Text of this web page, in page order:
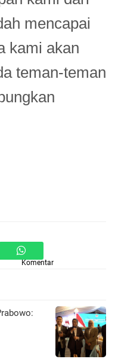
mencapai
kami akan
teman-teman
Komentar